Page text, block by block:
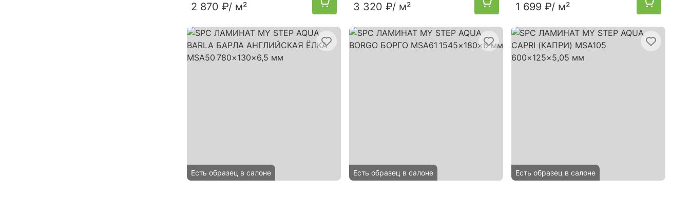
2 870 ₽/ м² 3 320 ₽/ м² 1 699 ₽/ м²
Есть образец в салоне Есть образец в салоне Есть образец в салоне